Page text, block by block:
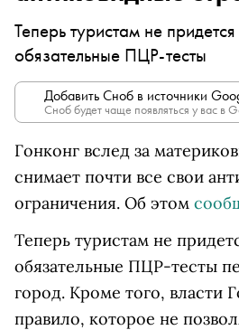
Теперь туристам не
обязательные ПЦР-тесты
Добавить Сноб в источники
Сноб будет чаще появляться у вас в
Гонконг вслед за
снимает почти все свои
ограничения. Об этом
Теперь туристам не
обязательные ПЦР-тесты
город. Кроме того, власти
правило, которое не